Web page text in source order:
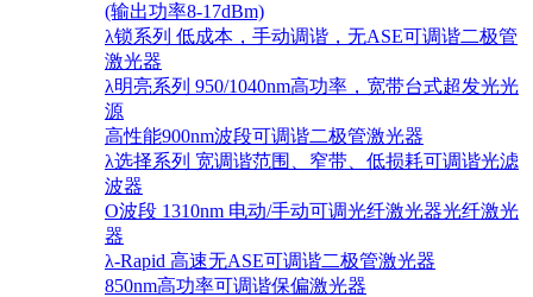
(输出功率8-17dBm)
λ锁系列 低成本，手动调谐，无ASE可调谐二极管
激光器
λ明亮系列 950/1040nm高功率，宽带台式超发光光
源
高性能900nm波段可调谐二极管激光器
λ选择系列 宽调谐范围、窄带、低损耗可调谐光滤
波器
O波段 1310nm 电动/手动可调光纤激光器光纤激光
器
λ-Rapid 高速无ASE可调谐二极管激光器
850nm高功率可调谐保偏激光器